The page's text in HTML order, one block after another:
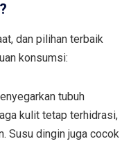
dan pilihan terbaik
konsumsi:
tubuh
kulit tetap terhidrasi,
Susu dingin juga cocok